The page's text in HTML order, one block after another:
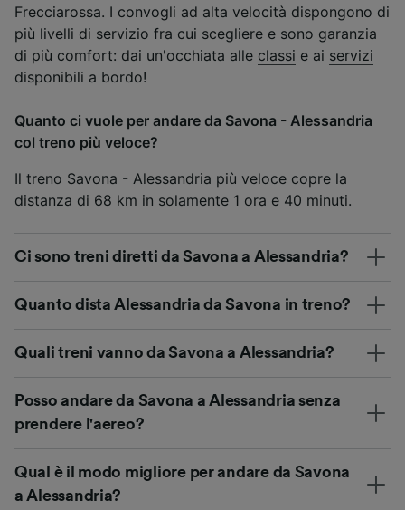
Frecciarossa. I convogli ad alta velocità dispongono di
più livelli di servizio fra cui scegliere e sono garanzia
di più comfort: dai un'occhiata alle classi e ai servizi
disponibili a bordo!
Quanto ci vuole per andare da Savona - Alessandria
col treno più veloce?
Il treno Savona - Alessandria più veloce copre la
distanza di 68 km in solamente 1 ora e 40 minuti.
Ci sono treni diretti da Savona a Alessandria?
Quanto dista Alessandria da Savona in treno?
Quali treni vanno da Savona a Alessandria?
Posso andare da Savona a Alessandria senza
prendere l'aereo?
Qual è il modo migliore per andare da Savona
a Alessandria?